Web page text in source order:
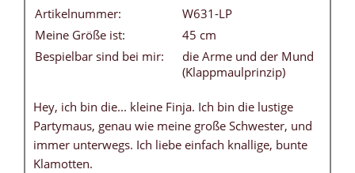
Artikelnummer:
W631-LP
Meine Größe ist:
45 cm
Bespielbar sind bei mir:
die Arme und der Mund
(Klappmaulprinzip)
Hey, ich bin die... kleine Finja. Ich bin die lustige
Partymaus, genau wie meine große Schwester, und
immer unterwegs. Ich liebe einfach knallige, bunte
Klamotten.